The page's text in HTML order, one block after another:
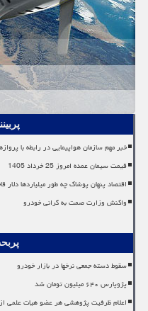
خبر مهم سازمان هواپیمایی در رابطه با
قیمت سیمان عمده امروز 25 خرداد 1405
اقتصاد پنهان پوشاک چه طور میلیاردها دلار
واکنش وزارت صمت به گرانی خودرو
سقوط دسته جمعی نرخها در بازار خودرو
پژوپارس ۶۴۰ میلیون تومان شد
اعلام ظرفیت پژوهشی هر عضو هیات علمی